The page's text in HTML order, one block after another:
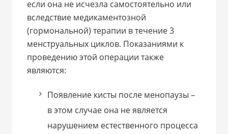
если она не исчезла самостоятельно или
вследствие медикаментозной
(гормональной) терапии в течение 3
менструальных циклов. Показаниями к
проведению этой операции также
являются:
Появление кисты после менопаузы –
в этом случае она не является
нарушением естественного процесса